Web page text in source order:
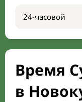
Время
в